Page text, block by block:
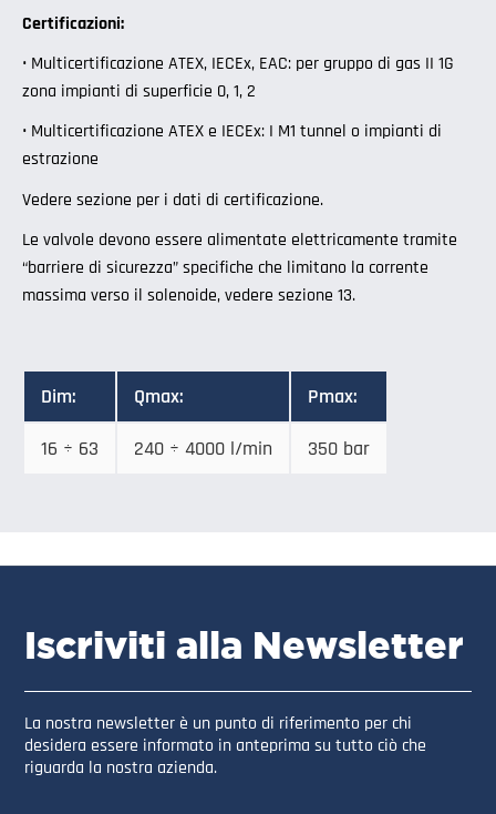
Certificazioni:
• Multicertificazione ATEX, IECEx, EAC: per gruppo di gas II 1G
zona impianti di superficie 0, 1, 2
• Multicertificazione ATEX e IECEx: I M1 tunnel o impianti di
estrazione
Vedere sezione per i dati di certificazione.
Le valvole devono essere alimentate elettricamente tramite
“barriere di sicurezza” specifiche che limitano la corrente
massima verso il solenoide, vedere sezione 13.
Dim: Qmax: Pmax:
16 ÷ 63 240 ÷ 4000 l/min 350 bar
Iscriviti alla Newsletter
La nostra newsletter è un punto di riferimento per chi
desidera essere informato in anteprima su tutto ciò che
riguarda la nostra azienda.